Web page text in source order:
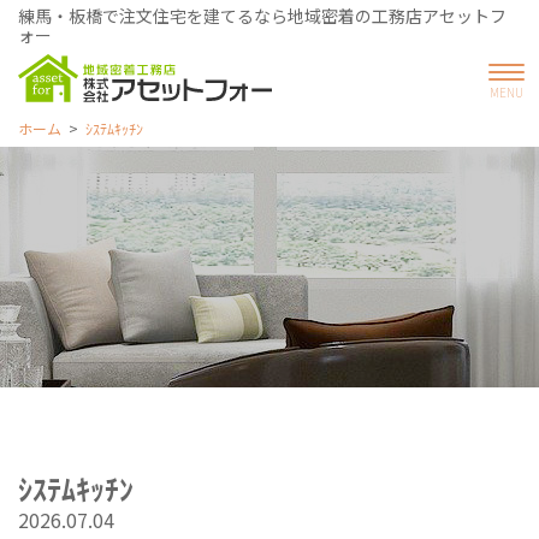
練馬・板橋で注文住宅を建てるなら地域密着の工務店アセットフ
ォー
ホーム ｼｽﾃﾑｷｯﾁﾝ
ｼｽﾃﾑｷｯﾁﾝ
2026.07.04